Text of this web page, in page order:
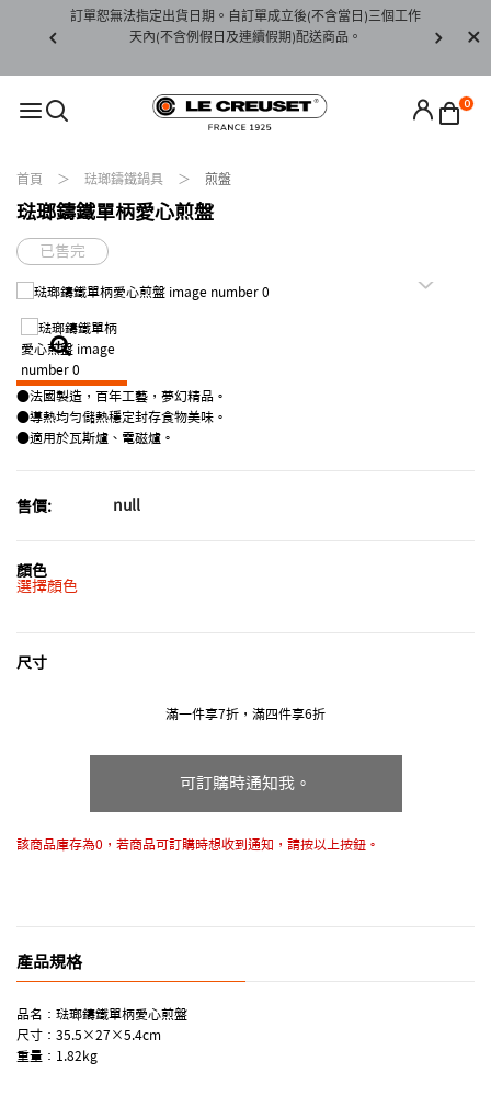
下水)，若
訂單恕無法指定出貨日期。自訂單成立後(不含當日)三個工作
天內(不含例假日及連續假期)配送商品。
請至
0
首頁 琺瑯鑄鐵鍋具 煎盤
琺瑯鑄鐵單柄愛心煎盤
已售完
●法國製造，百年工藝，夢幻精品。
●導熱均勻儲熱穩定封存食物美味。
●適用於瓦斯爐、電磁爐。
售價: null
顏色
選擇顏色
尺寸
滿一件享7折，滿四件享6折
可訂購時通知我。
該商品庫存為0，若商品可訂購時想收到通知，請按以上按鈕。
產品規格
品名：琺瑯鑄鐵單柄愛心煎盤
尺寸：35.5×27×5.4cm
重量：1.82kg